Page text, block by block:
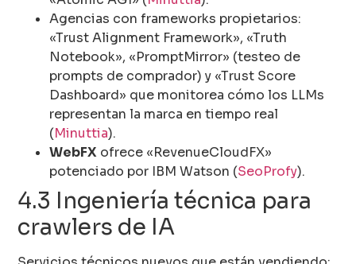
Agencias con frameworks propietarios:
«Trust Alignment Framework», «Truth
Notebook», «PromptMirror» (testeo de
prompts de comprador) y «Trust Score
Dashboard» que monitorea cómo los LLMs
representan la marca en tiempo real
(Minuttia).
WebFX ofrece «RevenueCloudFX»
potenciado por IBM Watson (SeoProfy).
4.3 Ingeniería técnica para
crawlers de IA